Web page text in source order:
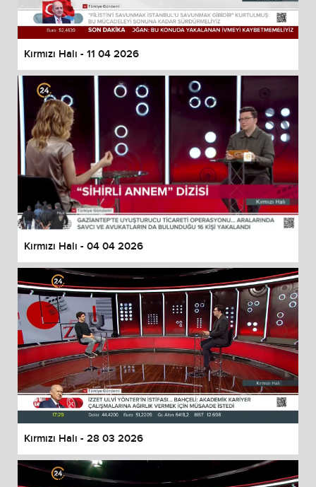
Kırmızı Halı - 11 04 2026
Kırmızı Halı - 04 04 2026
Kırmızı Halı - 28 03 2026